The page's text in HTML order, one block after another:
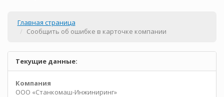
Главная страница
Сообщить об ошибке в карточке компании
Текущие данные:
Компания
ООО «Станкомаш-Инжиниринг»